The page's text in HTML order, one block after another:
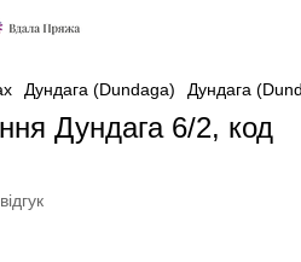
Дундага (Dundaga) Дундага
Дундага 6/2, код